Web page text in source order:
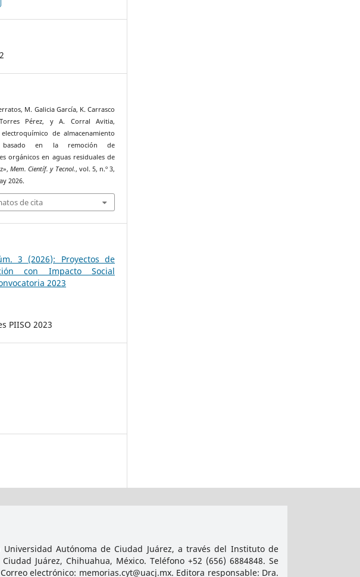
M. Galicia García, K. Carrasco
Pérez, y A. Corral Avitia,
de almacenamiento
basado en la remoción de
orgánicos en aguas residuales de
Mem. Científ. y Tecnol., vol. 5, n.º 3,
2026.
de cita
3 (2026): Proyectos de
con Impacto Social
2023
PIISO 2023
Autónoma de Ciudad Juárez, a través del Instituto de
Juárez, Chihuahua, México. Teléfono +52 (656) 6884848. Se
electrónico: memorias.cyt@uacj.mx. Editora responsable: Dra.